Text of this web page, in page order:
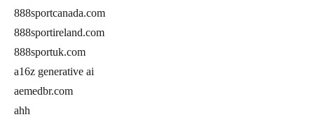
888sportcanada.com
888sportireland.com
888sportuk.com
a16z generative ai
aemedbr.com
ahh